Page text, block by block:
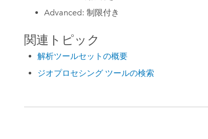
Advanced: 制限付き
関連トピック
解析ツールセットの概要
ジオプロセシング ツールの検索